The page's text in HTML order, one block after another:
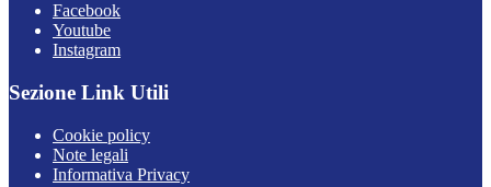
Facebook
Youtube
Instagram
Sezione Link Utili
Cookie policy
Note legali
Informativa Privacy